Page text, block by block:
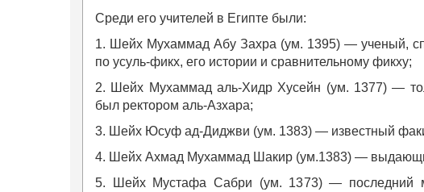
Среди его учителей в Египте были:
1. Шейх Мухаммад Абу Захра (ум. 1395) — ученый,
по усуль-фикх, его истории и сравнительному фикху;
2. Шейх Мухаммад аль-Хидр Хусейн (ум. 1377) —
был ректором аль-Азхара;
3. Шейх Юсуф ад-Диджви (ум. 1383) — известный
4. Шейх Ахмад Мухаммад Шакир (ум.1383) —
5. Шейх Мустафа Сабри (ум. 1373) — последний